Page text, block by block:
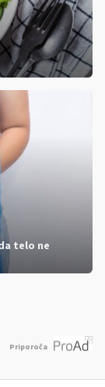
telo ne
Priporoča